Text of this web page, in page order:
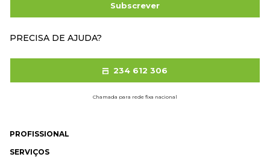
PROFISSIONAL
SERVIÇOS
Subscrever
PRECISA DE AJUDA?
234 612 306
Chamada para rede fixa nacional